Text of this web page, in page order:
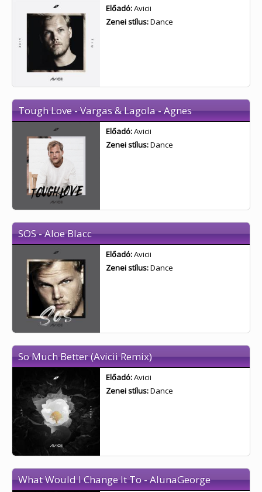
Előadó:Avicii
Zenei stílus:Dance
Tough Love - Vargas & Lagola - Agnes
Előadó:Avicii
Zenei stílus:Dance
SOS - Aloe Blacc
Előadó:Avicii
Zenei stílus:Dance
So Much Better (Avicii Remix)
Előadó:Avicii
Zenei stílus:Dance
What Would I Change It To - AlunaGeorge